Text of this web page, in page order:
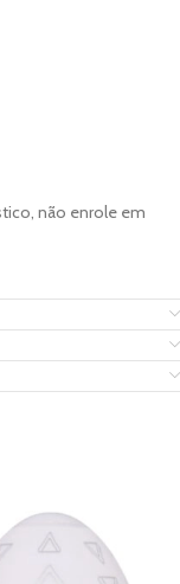
não enrole em